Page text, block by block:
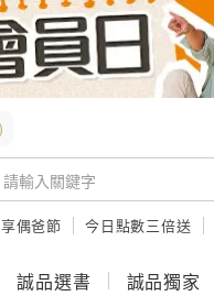
偶爸節 今日點數三倍送
誠品選書 誠品獨家